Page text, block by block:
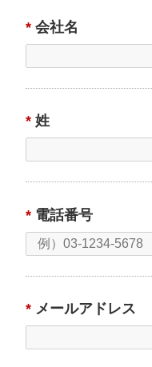
（2）当社事業に関し
するため。
（3）当社自らアンケ
分析などの調査結果を
（4）当社のサービス
（5）当社ウェブサイ
析と、お客さまにより
2. 個人情報の第三者へ
当社では、原則として
を除き、お客さまの個
それ以外で第三者に提
* 会社名
* 姓
* 電話番号
* メールアドレス